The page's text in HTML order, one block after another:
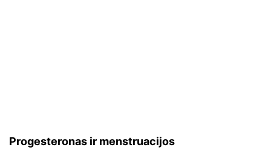
Progesteronas ir menstruacijos